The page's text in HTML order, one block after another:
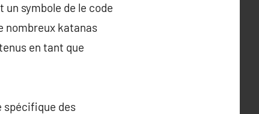
symbole de le code
nombreux katanas
en tant que
spécifique des